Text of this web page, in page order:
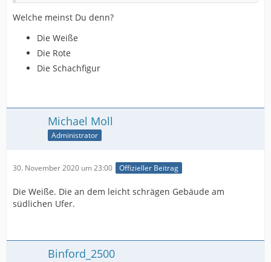
Welche meinst Du denn?
Die Weiße
Die Rote
Die Schachfigur
Michael Moll
Administrator
30. November 2020 um 23:00 Offizieller Beitrag
Die Weiße. Die an dem leicht schrägen Gebäude am
südlichen Ufer.
Binford_2500